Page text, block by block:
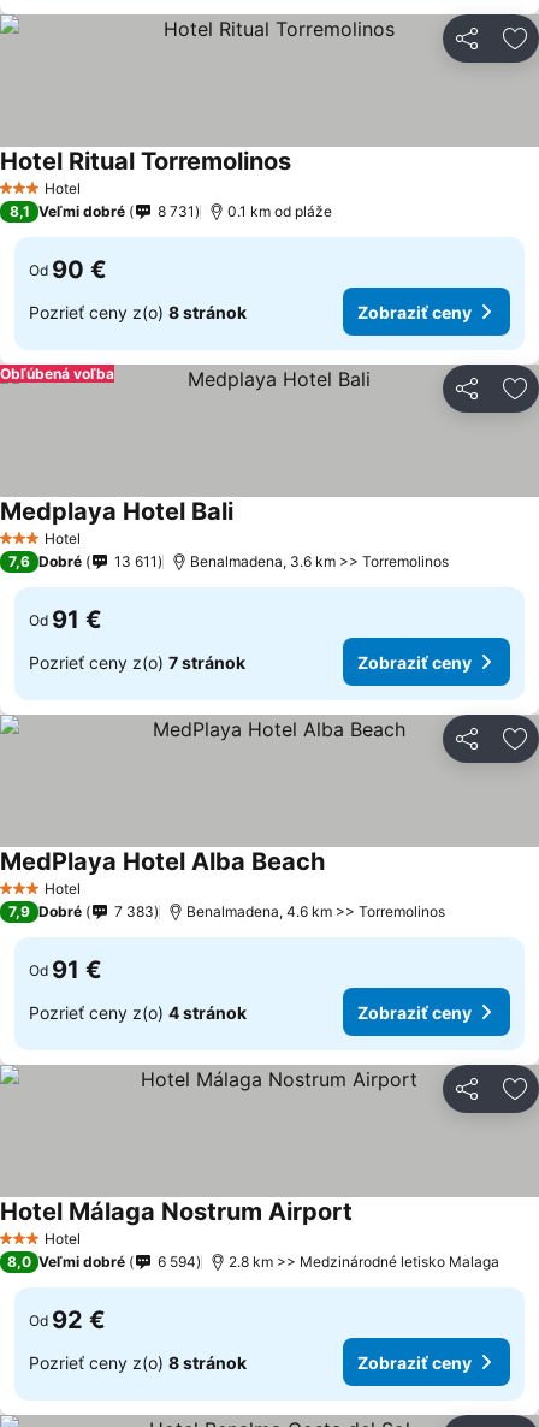
Zdieľať
3 Počet hviezdičiek
Hotel
Hotel Ritual Torremolinos
8,1 Veľmi dobré 8 731 0.1 km od pláže
Od 90 €
Pozrieť ceny z(o) 8 stránok Zobraziť ceny
Zdieľať
Obľúbená voľba
3 Počet hviezdičiek
Hotel
Medplaya Hotel Bali
7,6 Dobré 13 611 Benalmadena, 3.6 km >> Torremolinos
Od 91 €
Pozrieť ceny z(o) 7 stránok Zobraziť ceny
Zdieľať
3 Počet hviezdičiek
Hotel
MedPlaya Hotel Alba Beach
7,9 Dobré 7 383 Benalmadena, 4.6 km >> Torremolinos
Od 91 €
Pozrieť ceny z(o) 4 stránok Zobraziť ceny
Zdieľať
3 Počet hviezdičiek
Hotel
Hotel Málaga Nostrum Airport
8,0 Veľmi dobré 6 594 2.8 km >> Medzinárodné letisko Malaga
Od 92 €
Pozrieť ceny z(o) 8 stránok Zobraziť ceny